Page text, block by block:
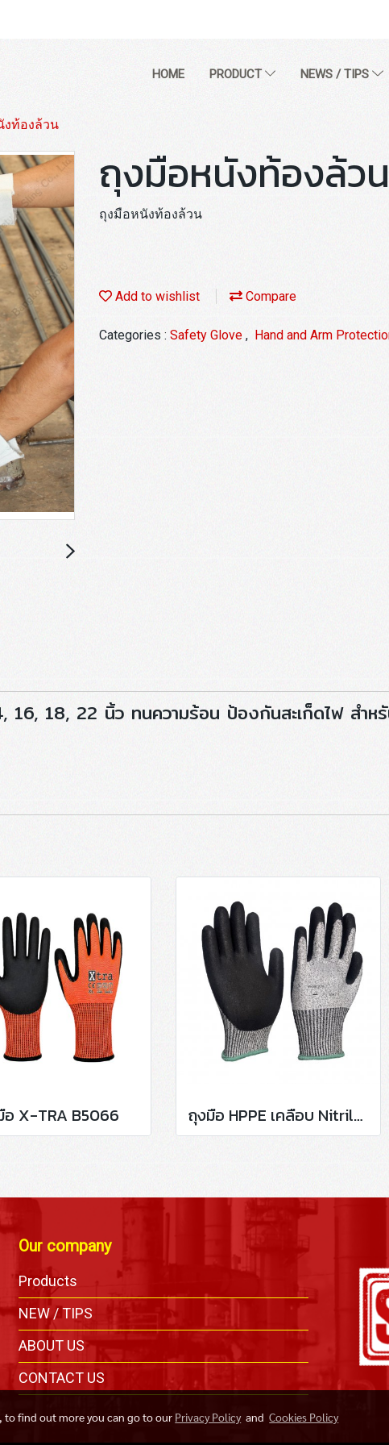
HOME PRODUCT NEWS / TIPS
งท้องล้วน
ถุงมือหนังท้องล้วน
ถุงมือหนังท้องล้วน
Add to wishlist Compare
Categories : Safety Glove , Hand and Arm
18, 22 นิ้ว ทนความร้อน ป้องกันสะเก็ดไฟ สำห
อ X-TRA B5066 ถุงมือ HPPE เคลือบ Nitrile (NBR) สีดำ
Our company
Products
NEW / TIPS
ABOUT US
CONTACT US
to find out more you can go to our Privacy PolicyandCookies Policy